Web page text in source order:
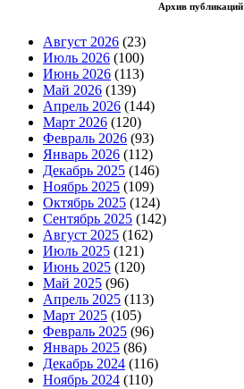
Архив публикаций
Август 2026 (23)
Июль 2026 (100)
Июнь 2026 (113)
Май 2026 (139)
Апрель 2026 (144)
Март 2026 (120)
Февраль 2026 (93)
Январь 2026 (112)
Декабрь 2025 (146)
Ноябрь 2025 (109)
Октябрь 2025 (124)
Сентябрь 2025 (142)
Август 2025 (162)
Июль 2025 (121)
Июнь 2025 (120)
Май 2025 (96)
Апрель 2025 (113)
Март 2025 (105)
Февраль 2025 (96)
Январь 2025 (86)
Декабрь 2024 (116)
Ноябрь 2024 (110)